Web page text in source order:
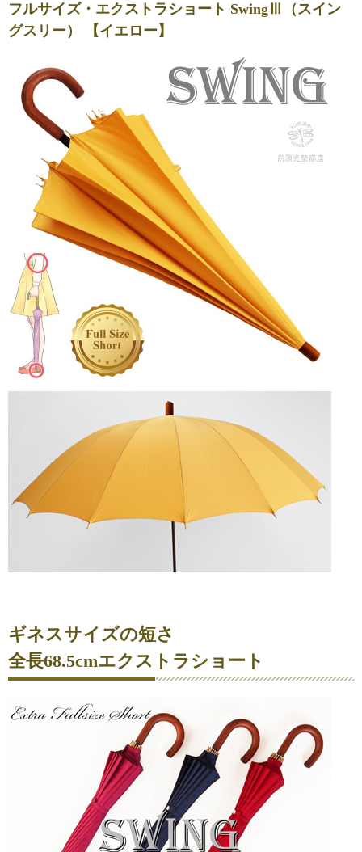
フルサイズ・エクストラショート SwingⅢ（スイン
グスリー） 【イエロー】
ギネスサイズの短さ
全長68.5cmエクストラショート